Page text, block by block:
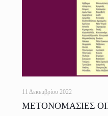
11 Δεκεμβρίου 2022
ΜΕΤΟΝΟΜΑΣΙΕΣ